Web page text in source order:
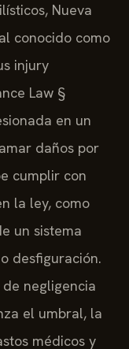
Nueva
conocido como
injury
Law §
en un
daños por
cumplir con
la ley, como
un sistema
desfiguración.
negligencia
el umbral, la
médicos y